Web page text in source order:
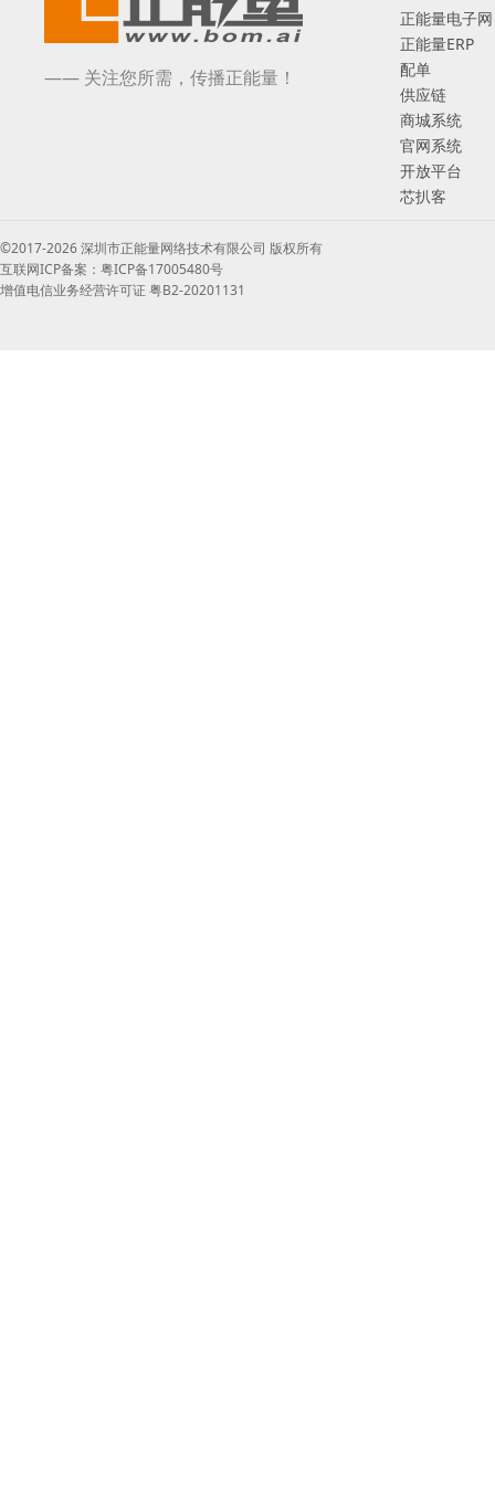
—— 关注您所需，传播正能量！
正能量电子网
正能量ERP
配单
供应链
商城系统
官网系统
开放平台
芯扒客
©2017-2026 深圳市正能量网络技术有限公司 版权所有
互联网ICP备案：粤ICP备17005480号
增值电信业务经营许可证 粤B2-20201131